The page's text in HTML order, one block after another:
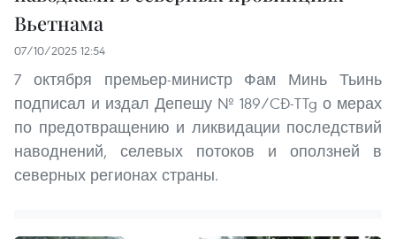
Вьетнама
07/10/2025 12:54
7 октября премьер-министр Фам Минь Тьинь
подписал и издал Депешу № 189/CĐ-TTg о мерах
по предотвращению и ликвидации последствий
наводнений, селевых потоков и оползней в
северных регионах страны.